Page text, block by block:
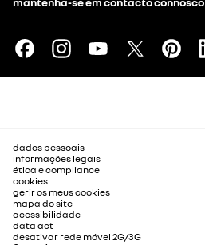
dados pessoais
informações legais
ética e compliance
cookies
gerir os meus cookies
mapa do site
acessibilidade
data act
desativar rede móvel 2G/3G